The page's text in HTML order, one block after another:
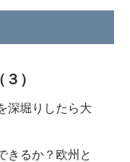
）
深堀りしたら大
きるか？欧州と